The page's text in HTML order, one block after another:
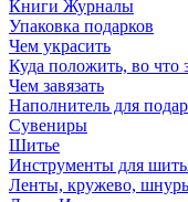
Книги Журналы
Упаковка подарков
Чем украсить
Куда положить, во что
Чем завязать
Наполнитель для
Сувениры
Шитье
Инструменты для
Ленты, кружево,